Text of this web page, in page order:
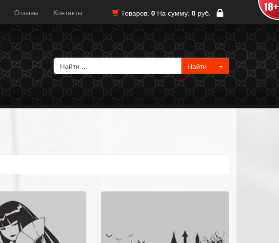
Товаров: 0 На сумму: 0 руб.
Отзывы Контакты